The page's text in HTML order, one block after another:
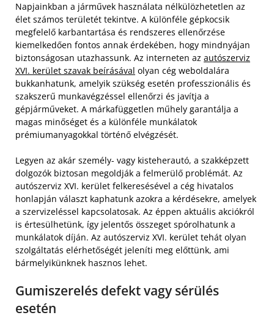
Napjainkban a járművek használata nélkülözhetetlen az
élet számos területét tekintve. A különféle gépkocsik
megfelelő karbantartása és rendszeres ellenőrzése
kiemelkedően fontos annak érdekében, hogy mindnyájan
biztonságosan utazhassunk. Az interneten az autószerviz
XVI. kerület szavak beírásával olyan cég weboldalára
bukkanhatunk, amelyik szükség esetén professzionális és
szakszerű munkavégzéssel ellenőrzi és javítja a
gépjárműveket. A márkafüggetlen műhely garantálja a
magas minőséget és a különféle munkálatok
prémiumanyagokkal történő elvégzését.
Legyen az akár személy- vagy kisteherautó, a szakképzett
dolgozók biztosan megoldják a felmerülő problémát. Az
autószerviz XVI. kerület felkeresésével a cég hivatalos
honlapján választ kaphatunk azokra a kérdésekre, amelyek
a szervizeléssel kapcsolatosak. Az éppen aktuális akciókról
is értesülhetünk, így jelentős összeget spórolhatunk a
munkálatok díján. Az autószerviz XVI. kerület tehát olyan
szolgáltatás elérhetőségét jeleníti meg előttünk, ami
bármelyikünknek hasznos lehet.
Gumiszerelés defekt vagy sérülés
esetén